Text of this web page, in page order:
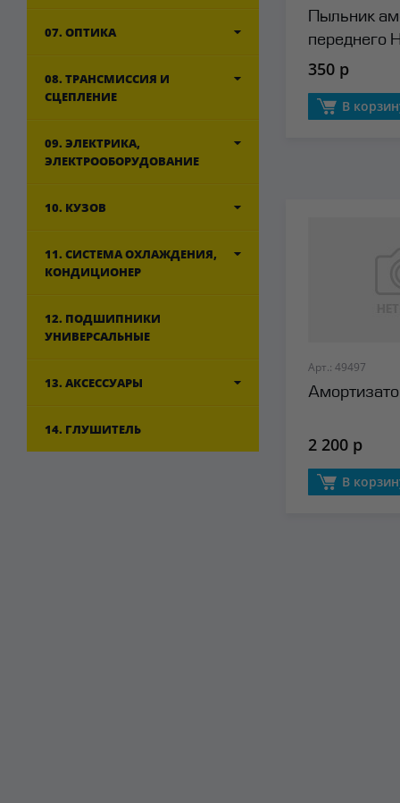
07. ОПТИКА
08. ТРАНСМИССИЯ И
СЦЕПЛЕНИЕ
09. ЭЛЕКТРИКА,
ЭЛЕКТРООБОРУДОВАНИЕ
10. КУЗОВ
11. СИСТЕМА ОХЛАЖДЕНИЯ,
КОНДИЦИОНЕР
12. ПОДШИПНИКИ
УНИВЕРСАЛЬНЫЕ
13. АКСЕССУАРЫ
14. ГЛУШИТЕЛЬ
Пыльник
переднего
350 р
В
Арт.: 49497
2 200 р
В